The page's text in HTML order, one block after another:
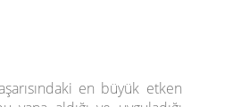
en büyük etken